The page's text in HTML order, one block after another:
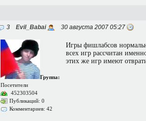
3 Evil_Babai 30 августа 2007 05:27
Группа:
Посетители
452303504
Публикаций: 0
Комментариев: 42
Игры фишлабсов
всех игр рассчитан
этих же игр имеют